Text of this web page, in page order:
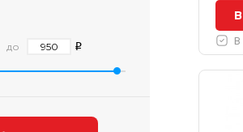
В
до